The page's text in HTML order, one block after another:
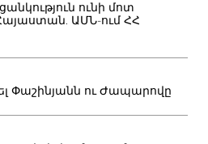
ունի մոտ
ԱՄՆ-ում ՀՀ
Փաշինյանն ու Ժապարովը